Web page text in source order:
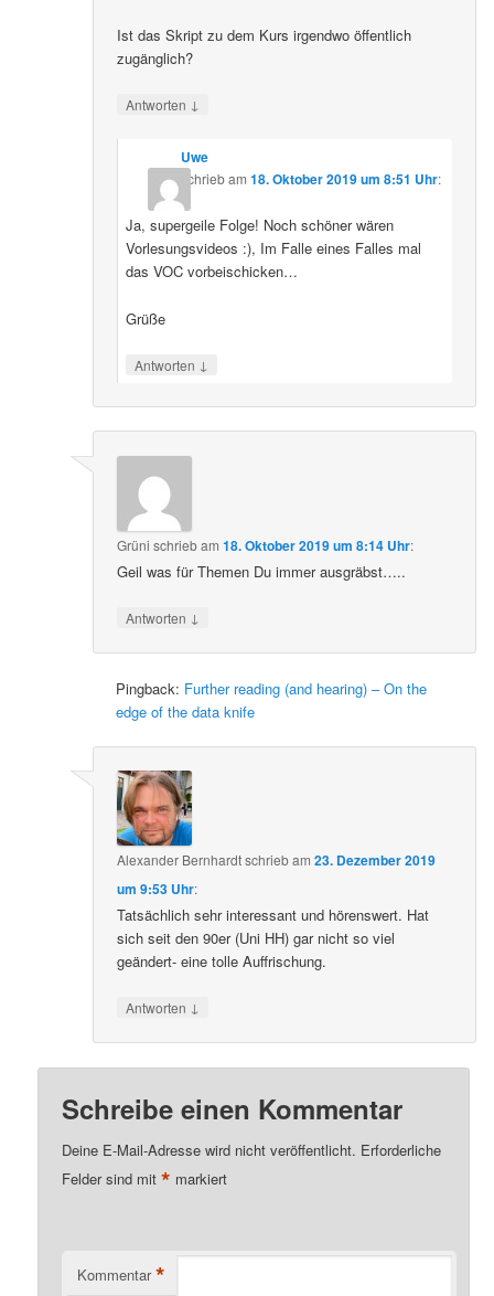
Ist das Skript zu dem Kurs irgendwo öffentlich
zugänglich?
Antworten ↓
Uwe
schriebam 18. Oktober 2019 um 8:51 Uhr:
Ja, supergeile Folge! Noch schöner wären
Vorlesungsvideos :), Im Falle eines Falles mal
das VOC vorbeischicken…
Grüße
Antworten ↓
Grüni schriebam18. Oktober 2019 um 8:14 Uhr:
Geil was für Themen Du immer ausgräbst…..
Antworten ↓
Pingback: Further reading (and hearing) – On the
edge of the data knife
Alexander Bernhardtschriebam23. Dezember 2019
um 9:53 Uhr:
Tatsächlich sehr interessant und hörenswert. Hat
sich seit den 90er (Uni HH) gar nicht so viel
geändert- eine tolle Auffrischung.
Antworten ↓
Schreibe einen Kommentar
Deine E-Mail-Adresse wird nicht veröffentlicht. Erforderliche
Felder sind mit* markiert
Kommentar *